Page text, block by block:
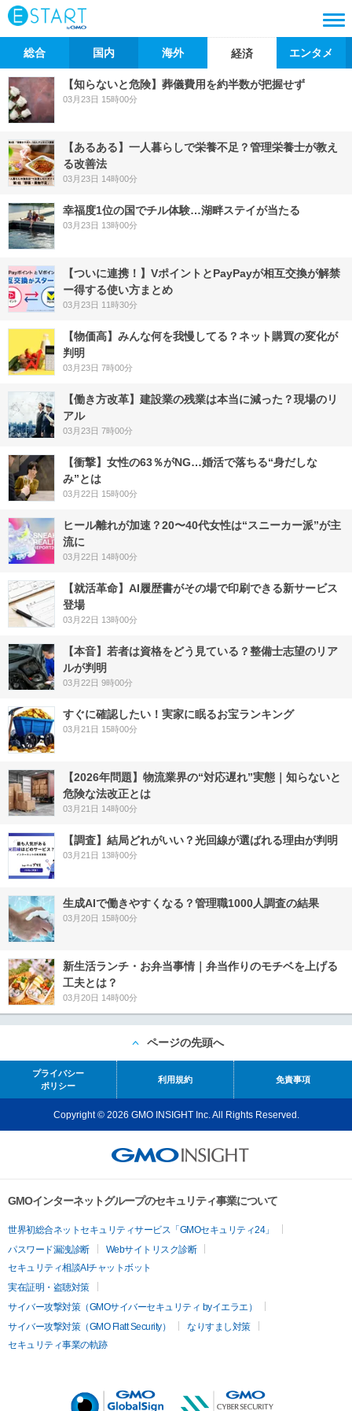
総合 国内 海外 経済 エンタメ
【知らないと危険】葬儀費用を約半数が把握せず
03月23日 15時00分
【あるある】一人暮らしで栄養不足？管理栄養士が教え
る改善法
03月23日 14時00分
幸福度1位の国でチル体験…湖畔ステイが当たる
03月23日 13時00分
【ついに連携！】VポイントとPayPayが相互交換が解禁
ー得する使い方まとめ
03月23日 11時30分
【物価高】みんな何を我慢してる？ネット購買の変化が
判明
03月23日 7時00分
【働き方改革】建設業の残業は本当に減った？現場のリ
アル
03月23日 7時00分
【衝撃】女性の63％がNG…婚活で落ちる“身だしな
み”とは
03月22日 15時00分
ヒール離れが加速？20〜40代女性は“スニーカー派”が主
流に
03月22日 14時00分
【就活革命】AI履歴書がその場で印刷できる新サービス
登場
03月22日 13時00分
【本音】若者は資格をどう見ている？整備士志望のリア
ルが判明
03月22日 9時00分
すぐに確認したい！実家に眠るお宝ランキング
03月21日 15時00分
【2026年問題】物流業界の“対応遅れ”実態｜知らないと
危険な法改正とは
03月21日 14時00分
【調査】結局どれがいい？光回線が選ばれる理由が判明
03月21日 13時00分
生成AIで働きやすくなる？管理職1000人調査の結果
03月20日 15時00分
新生活ランチ・お弁当事情｜弁当作りのモチベを上げる
工夫とは？
03月20日 14時00分
ページの先頭へ
プライバシー
ポリシー
利用規約 免責事項
Copyright © 2026 GMO INSIGHT Inc. All Rights Reserved.
GMOインターネットグループのセキュリティ事業について
世界初総合ネットセキュリティサービス「GMOセキュリティ24」
パスワード漏洩診断
Webサイトリスク診断
セキュリティ相談AIチャットボット
実在証明・盗聴対策
サイバー攻撃対策（GMOサイバーセキュリティ byイエラエ）
サイバー攻撃対策（GMO Flatt Security）
なりすまし対策
セキュリティ事業の軌跡